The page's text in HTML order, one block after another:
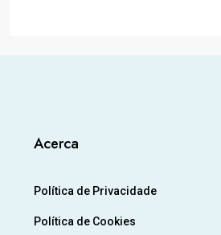
Acerca
Política de Privacidade
Política de Cookies